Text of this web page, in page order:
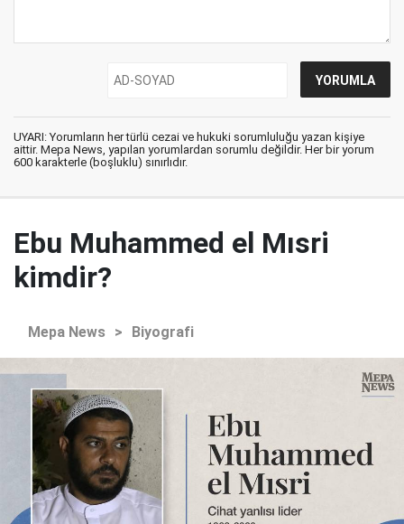
UYARI: Yorumların her türlü cezai ve hukuki sorumluluğu yazan kişiye
aittir. Mepa News, yapılan yorumlardan sorumlu değildir. Her bir yorum
600 karakterle (boşluklu) sınırlıdır.
Ebu Muhammed el Mısri
kimdir?
Mepa News > Biyografi